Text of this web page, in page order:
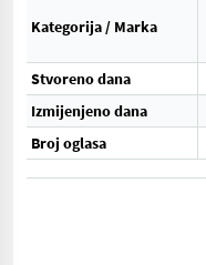
Kategorija / Marka
Stvoreno dana
Izmijenjeno dana
Broj oglasa